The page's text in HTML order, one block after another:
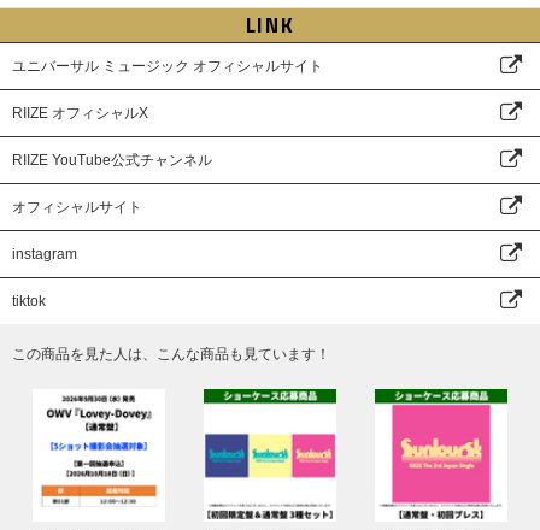
イベントにご参加される際は、必ず主催者が指定する、ご当選されたご本人
様の『顔写真付きの指定身分証明書』の原本(写真・コピー・有効期限切れ
いかなる理由でも下記記載以外の身分証は無効となりますので、ご注意くだ
※原本のみ有効
※下記記載の身分証に別の証明写真を貼る等、身分証の偽造が発覚した場合
もご参加いただけません。
【1】パスポート
【2】運転免許証 (※第一種運転免許、第二種運転免許に限る)
【3】特別永住者証明書または在留カード
【5】マイナンバーカード (※通知カードは不可)
■【6】顔写真付き学生証・生徒手帳について
校発行の身分証明書でも可
※ただし、生徒氏名記入欄の無いものや記入欄に名前の記入の無いものは不
・高等専門学校は可
・顔写真の無いものは不可
・デジタル学生証は不可
LINK
ユニバーサル ミュージック オフィシャルサイト
RIIZE オフィシャルX
RIIZE YouTube公式チャンネル
オフィシャルサイト
instagram
tiktok
この商品を見た人は、こんな商品も見ています！